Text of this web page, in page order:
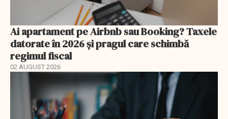
Ai apartament pe Airbnb sau Booking? Taxele
datorate în 2026 și pragul care schimbă
regimul fiscal
02 AUGUST 2026